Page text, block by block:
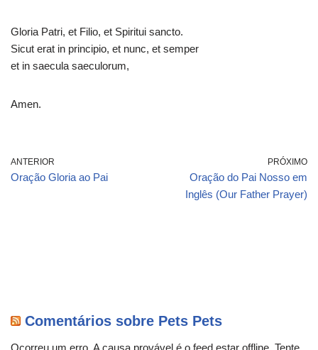
Gloria Patri, et Filio, et Spiritui sancto.
Sicut erat in principio, et nunc, et semper
et in saecula saeculorum,
Amen.
ANTERIOR
Oração Gloria ao Pai
PRÓXIMO
Oração do Pai Nosso em
Inglês (Our Father Prayer)
Comentários sobre Pets Pets
Ocorreu um erro. A causa provável é o feed estar offline. Tente